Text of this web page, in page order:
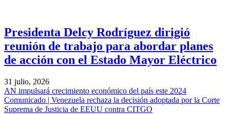
Presidenta Delcy Rodríguez dirigió
reunión de trabajo para abordar planes
de acción con el Estado Mayor Eléctrico
31 julio, 2026
AN impulsará crecimiento económico del país este 2024
Comunicado | Venezuela rechaza la decisión adoptada por la Corte
Suprema de Justicia de EEUU contra CITGO